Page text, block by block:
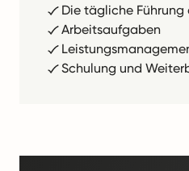
Die tägliche Führung
Arbeitsaufgaben
Schulung und